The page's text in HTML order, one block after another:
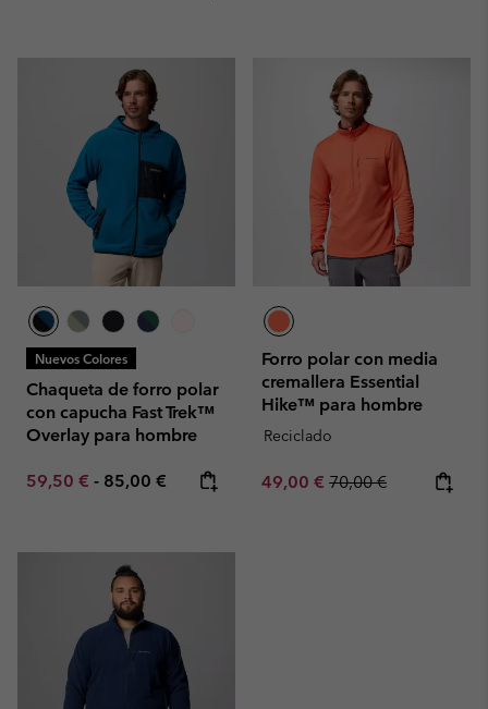
Nuevos Colores
Chaqueta de forro polar
con capucha Fast Trek™
Overlay para hombre
Minimum sale price:
59,50 € - Maximum price:
85,00 €
Forro polar con media
cremallera Essential
Hike™ para hombre
Reciclado
Sale price:
49,00 € Regular price:
70,00 €